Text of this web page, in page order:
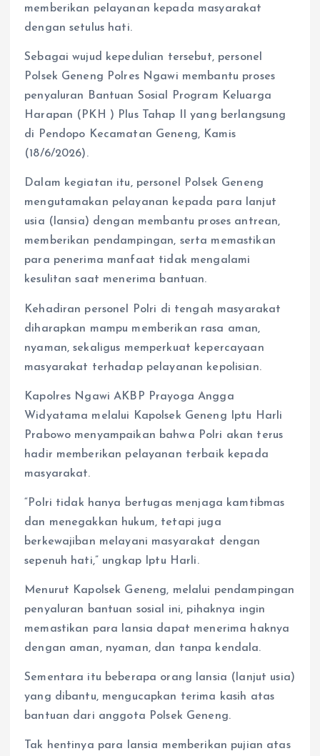
memberikan pelayanan kepada masyarakat
dengan setulus hati.
Sebagai wujud kepedulian tersebut, personel
Polsek Geneng Polres Ngawi membantu proses
penyaluran Bantuan Sosial Program Keluarga
Harapan (PKH ) Plus Tahap II yang berlangsung
di Pendopo Kecamatan Geneng, Kamis
(18/6/2026).
Dalam kegiatan itu, personel Polsek Geneng
mengutamakan pelayanan kepada para lanjut
usia (lansia) dengan membantu proses antrean,
memberikan pendampingan, serta memastikan
para penerima manfaat tidak mengalami
kesulitan saat menerima bantuan.
Kehadiran personel Polri di tengah masyarakat
diharapkan mampu memberikan rasa aman,
nyaman, sekaligus memperkuat kepercayaan
masyarakat terhadap pelayanan kepolisian.
Kapolres Ngawi AKBP Prayoga Angga
Widyatama melalui Kapolsek Geneng Iptu Harli
Prabowo menyampaikan bahwa Polri akan terus
hadir memberikan pelayanan terbaik kepada
masyarakat.
“Polri tidak hanya bertugas menjaga kamtibmas
dan menegakkan hukum, tetapi juga
berkewajiban melayani masyarakat dengan
sepenuh hati,” ungkap Iptu Harli.
Menurut Kapolsek Geneng, melalui pendampingan
penyaluran bantuan sosial ini, pihaknya ingin
memastikan para lansia dapat menerima haknya
dengan aman, nyaman, dan tanpa kendala.
Sementara itu beberapa orang lansia (lanjut usia)
yang dibantu, mengucapkan terima kasih atas
bantuan dari anggota Polsek Geneng.
Tak hentinya para lansia memberikan pujian atas